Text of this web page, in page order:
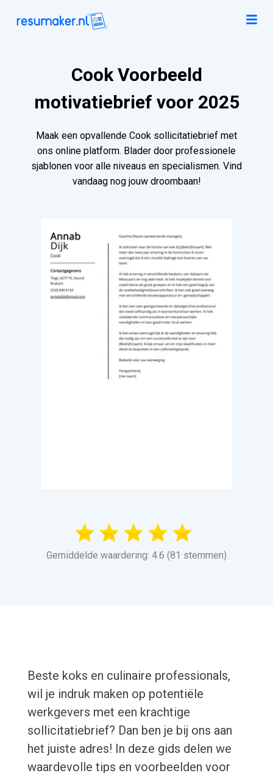
Cook Voorbeeld
motivatiebrief voor 2025
Maak een opvallende Cook sollicitatiebrief met
ons online platform. Blader door professionele
sjablonen voor alle niveaus en specialismen. Vind
vandaag nog jouw droombaan!
Gemiddelde waardering: 4.6 (81 stemmen)
Beste koks en culinaire professionals,
wil je indruk maken op potentiële
werkgevers met een krachtige
sollicitatiebrief? Dan ben je bij ons aan
het juiste adres! In deze gids delen we
waardevolle tips en voorbeelden voor